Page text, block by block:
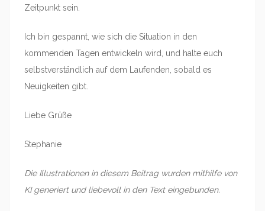
Zeitpunkt sein.
Ich bin gespannt, wie sich die Situation in den
kommenden Tagen entwickeln wird, und halte euch
selbstverständlich auf dem Laufenden, sobald es
Neuigkeiten gibt.
Liebe Grüße
Stephanie
Die Illustrationen in diesem Beitrag wurden mithilfe von
KI generiert und liebevoll in den Text eingebunden.